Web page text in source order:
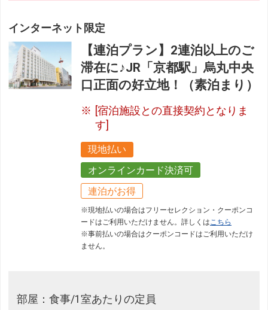
インターネット限定
【連泊プラン】2連泊以上のご
滞在に♪JR「京都駅」烏丸中央
口正面の好立地！（素泊まり）
[宿泊施設との直接契約となりま
す]
現地払い
オンラインカード決済可
連泊がお得
※現地払いの場合はフリーセレクション・クーポンコ
ードはご利用いただけません。詳しくはこちら
※事前払いの場合はクーポンコードはご利用いただけ
ません。
部屋：食事/1室あたりの定員